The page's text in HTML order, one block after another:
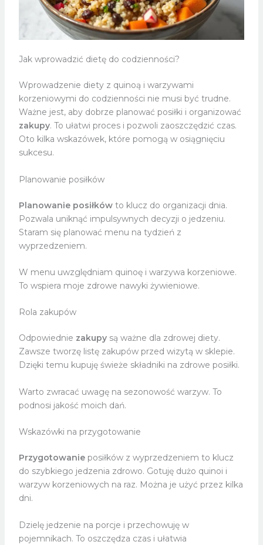
Jak wprowadzić dietę do codzienności?
Wprowadzenie diety z quinoą i warzywami
korzeniowymi do codzienności nie musi być trudne.
Ważne jest, aby dobrze planować posiłki i organizować
zakupy. To ułatwi proces i pozwoli zaoszczędzić czas.
Oto kilka wskazówek, które pomogą w osiągnięciu
sukcesu.
Planowanie posiłków
Planowanie posiłkówto klucz do organizacji dnia.
Pozwala uniknąć impulsywnych decyzji o jedzeniu.
Staram się planować menu na tydzień z
wyprzedzeniem.
W menu uwzględniam quinoę i warzywa korzeniowe.
To wspiera moje zdrowe nawyki żywieniowe.
Rola zakupów
Odpowiednie zakupysą ważne dla zdrowej diety.
Zawsze tworzę listę zakupów przed wizytą w sklepie.
Dzięki temu kupuję świeże składniki na zdrowe posiłki.
Warto zwracać uwagę na sezonowość warzyw. To
podnosi jakość moich dań.
Wskazówki na przygotowanie
Przygotowanieposiłków z wyprzedzeniem to klucz
do szybkiego jedzenia zdrowo. Gotuję dużo quinoi i
warzyw korzeniowych na raz. Można je użyć przez kilka
dni.
Dzielę jedzenie na porcje i przechowuję w
pojemnikach. To oszczędza czas i ułatwia